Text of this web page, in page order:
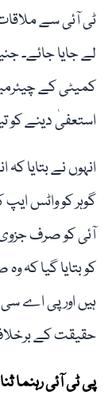
ٹی آئی سے
لے جایا جائے۔
کمیٹی کے
استعفیٰ دینے کو
گوہر کو واٹس ایپ
آئی کو صرف جزوی
کو بتایا گیا
ہیں اور پی اے سی
حقیقت کے
پی ٹی آئی رہنما